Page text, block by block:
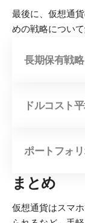
最後に、仮想通
めの戦略について
長期保有戦略
ドルコスト
ポートフォ
まとめ
仮想通貨はスマ